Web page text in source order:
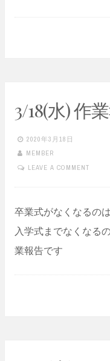
3/18(水) 作
2020年3月18日
MEMBER
LEAVE A COMMENT
卒業式がなくなるの
入学式までなくなる
業報告です